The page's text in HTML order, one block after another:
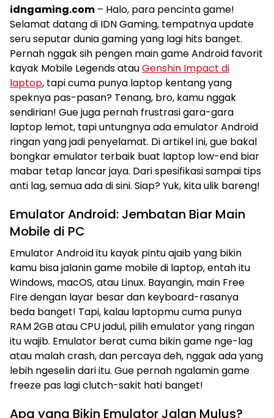
idngaming.com – Halo, para pencinta game!
Selamat datang di IDN Gaming, tempatnya update
seru seputar dunia gaming yang lagi hits banget.
Pernah nggak sih pengen main game Android favorit
kayak Mobile Legends atauGenshin Impact di
laptop, tapi cuma punya laptop kentang yang
speknya pas-pasan? Tenang, bro, kamu nggak
sendirian! Gue juga pernah frustrasi gara-gara
laptop lemot, tapi untungnya ada emulator Android
ringan yang jadi penyelamat. Di artikel ini, gue bakal
bongkar emulator terbaik buat laptop low-end biar
mabar tetap lancar jaya. Dari spesifikasi sampai tips
anti lag, semua ada di sini. Siap? Yuk, kita ulik bareng!
Emulator Android: Jembatan Biar Main
Mobile di PC
Emulator Android itu kayak pintu ajaib yang bikin
kamu bisa jalanin game mobile di laptop, entah itu
Windows, macOS, atau Linux. Bayangin, main Free
Fire dengan layar besar dan keyboard-rasanya
beda banget! Tapi, kalau laptopmu cuma punya
RAM 2GB atau CPU jadul, pilih emulator yang ringan
itu wajib. Emulator berat cuma bikin game nge-lag
atau malah crash, dan percaya deh, nggak ada yang
lebih ngeselin dari itu. Gue pernah ngalamin game
freeze pas lagi clutch-sakit hati banget!
Apa yang Bikin Emulator Jalan Mulus?